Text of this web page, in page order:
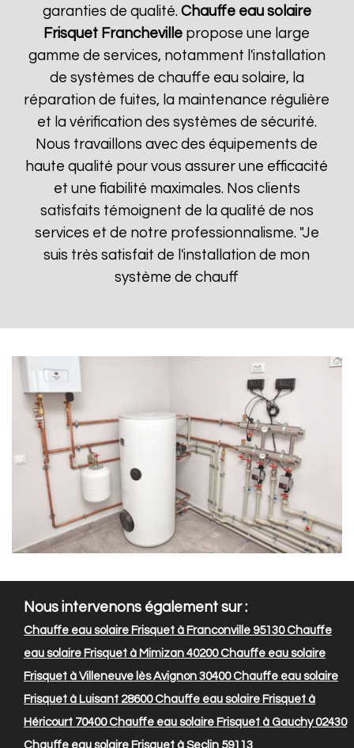
garanties de qualité. Chauffe eau solaire
Frisquet Francheville propose une large
gamme de services, notamment l'installation
de systèmes de chauffe eau solaire, la
réparation de fuites, la maintenance régulière
et la vérification des systèmes de sécurité.
Nous travaillons avec des équipements de
haute qualité pour vous assurer une efficacité
et une fiabilité maximales. Nos clients
satisfaits témoignent de la qualité de nos
services et de notre professionnalisme. "Je
suis très satisfait de l'installation de mon
système de chauff
Nous intervenons également sur :
Chauffe eau solaire Frisquet à Franconville 95130Chauffe
eau solaire Frisquet à Mimizan 40200Chauffe eau solaire
Frisquet à Villeneuve lès Avignon 30400Chauffe eau solaire
Frisquet à Luisant 28600Chauffe eau solaire Frisquet à
Héricourt 70400Chauffe eau solaire Frisquet à Gauchy 02430
Chauffe eau solaire Frisquet à Seclin 59113